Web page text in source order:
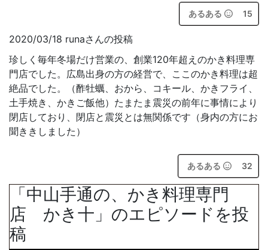
あるある 15
2020/03/18 runaさんの投稿
珍しく毎年冬場だけ営業の、創業120年超えのかき料理専
門店でした。広島出身の方の経営で、ここのかき料理は超
絶品でした。（酢牡蠣、おから、コキール、かきフライ、
土手焼き、かきご飯他）たまたま震災の前年に事情により
閉店しており、閉店と震災とは無関係です（身内の方にお
聞ききしました）
あるある 32
「中山手通の、かき料理専門
店 かき十」のエピソードを投
稿